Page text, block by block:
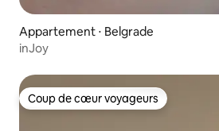
Appartement ⋅ Belgrade
inJoy
Coup de cœur voyageurs
Coup de cœur voyageurs